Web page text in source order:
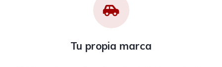
Tu propia marca